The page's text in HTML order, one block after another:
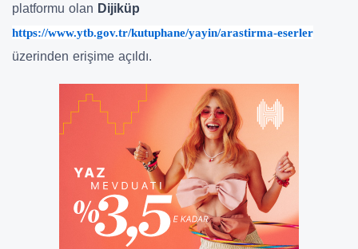
platformu olan Dijiküp
https://www.ytb.gov.tr/kutuphane/yayin/arastirma-eserler
üzerinden erişime açıldı.